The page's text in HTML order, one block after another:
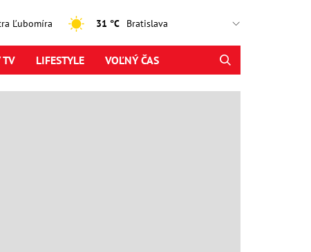
Ľubomíra 31 °C
TV LIFESTYLE VOĽNÝ ČAS